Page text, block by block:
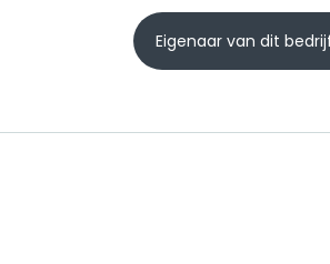
Eigenaar van dit